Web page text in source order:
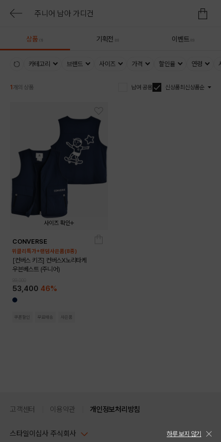
상품 (1) 기획전 (0) 이벤트 (0)
카테고리 브랜드 사이즈 가격 할인율 연령
1 개의 상품 남여 공용 신상품최신상품순
사이즈 확인
140
CONVERSE
위클리특가+랜덤사은품(8종)
[컨버스 키즈] 컨버스X노리타케
우븐베스트 (주니어)
53,400 46%
쿠폰할인 무료배송 사은품
고객센터 이용약관 개인정보처리방침
스타일이십사 주식회사 하루 보지 않기